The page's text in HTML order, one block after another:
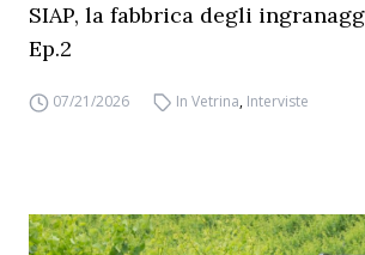
SIAP, la fabbrica degli
Ep.2
07/21/2026 In Vetrina, Interviste